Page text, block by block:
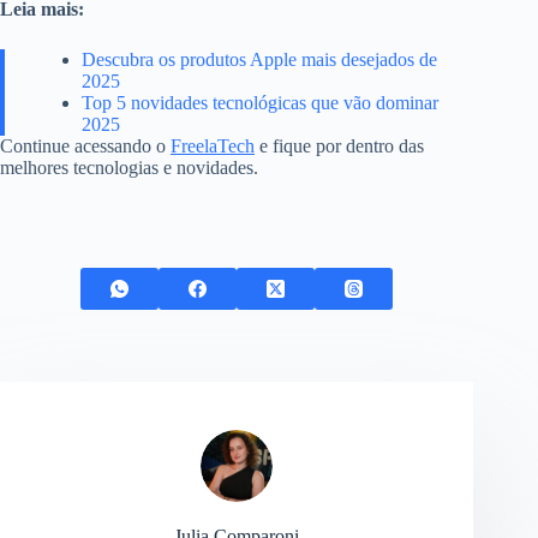
Leia mais:
Descubra os produtos Apple mais desejados de
2025
Top 5 novidades tecnológicas que vão dominar
2025
Continue acessando o FreelaTech e fique por dentro das
melhores tecnologias e novidades.